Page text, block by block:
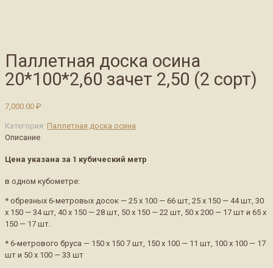
Паллетная доска осина
20*100*2,60 зачет 2,50 (2 сорт)
7,000.00 ₽
Категория: Паллетная доска осина
Описание
Цена указана за 1 кубический метр
в одном кубометре:
* обрезных 6-метровых досок — 25 х 100 — 66 шт, 25 х 150 — 44 шт, 30
х 150 — 34 шт, 40 х 150 — 28 шт, 50 х 150 — 22 шт, 50 х 200 — 17 шт и 65 х
150 — 17 шт.
* 6-метрового бруса — 150 х 150 7 шт, 150 х 100 — 11 шт, 100 х 100 — 17
шт и 50 х 100 — 33 шт